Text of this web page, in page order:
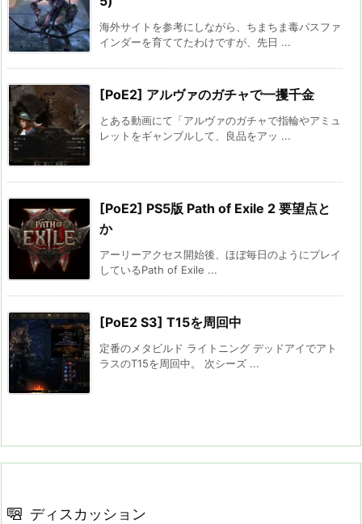
海外サイトを参考にしながら、ちまちま毒パスファ
インダーを育ててたわけですが、先日 ...
[PoE2] アルヴァのガチャで一攫千金
とある動画にて「アルヴァのガチャで指輪やアミュ
レットをギャンブルして、良品をアッ ...
[PoE2] PS5版 Path of Exile 2 要望点と
か
アーリーアクセス開始後、ほぼ毎日のようにプレイ
しているPath of Exile ...
[PoE2 S3] T15を周回中
定番のメタビルド ライトニング デッドアイでアト
ラスのT15を周回中。 次シーズ ...
ディスカッション